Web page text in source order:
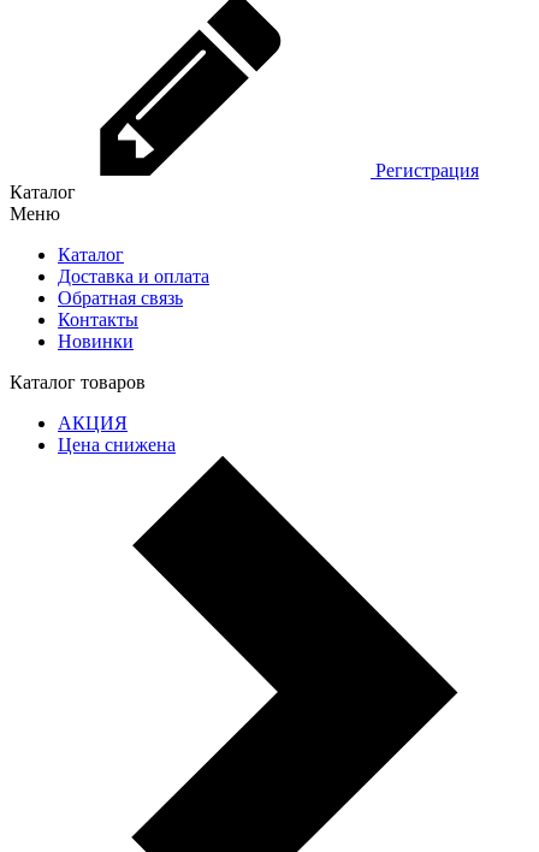
Регистрация
Каталог
Меню
Каталог
Доставка и оплата
Обратная связь
Контакты
Новинки
Каталог товаров
АКЦИЯ
Цена снижена